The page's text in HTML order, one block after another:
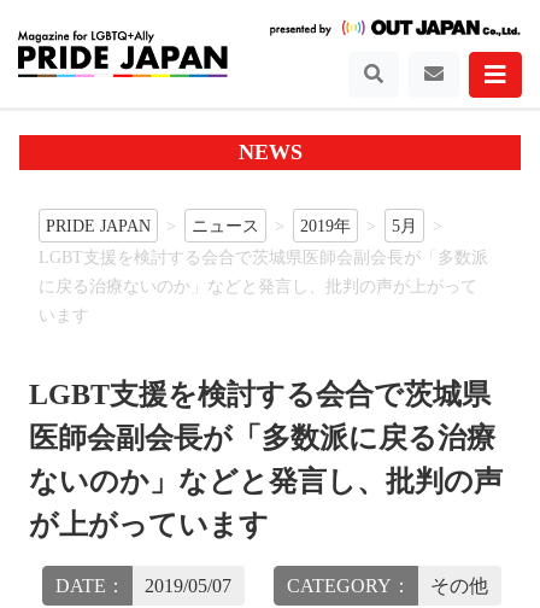
NEWS
PRIDE JAPAN ニュース 2019年
5月
LGBT支援を検討する会合で茨城県医師会副会長が「多数派
に戻る治療ないのか」などと発言し、批判の声が上がって
います
LGBT支援を検討する会合で茨城県
医師会副会長が「多数派に戻る治療
ないのか」などと発言し、批判の声
が上がっています
DATE： 2019/05/07 CATEGORY： その他